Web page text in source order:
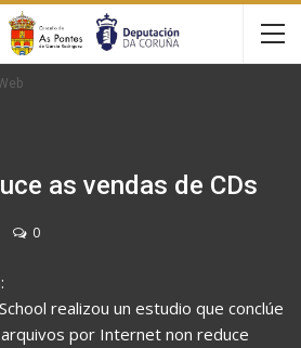
as vendas de CDs
0
realizou un estudio que conclúe
por Internet non reduce